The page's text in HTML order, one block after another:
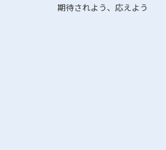
期待されよう、応えよう